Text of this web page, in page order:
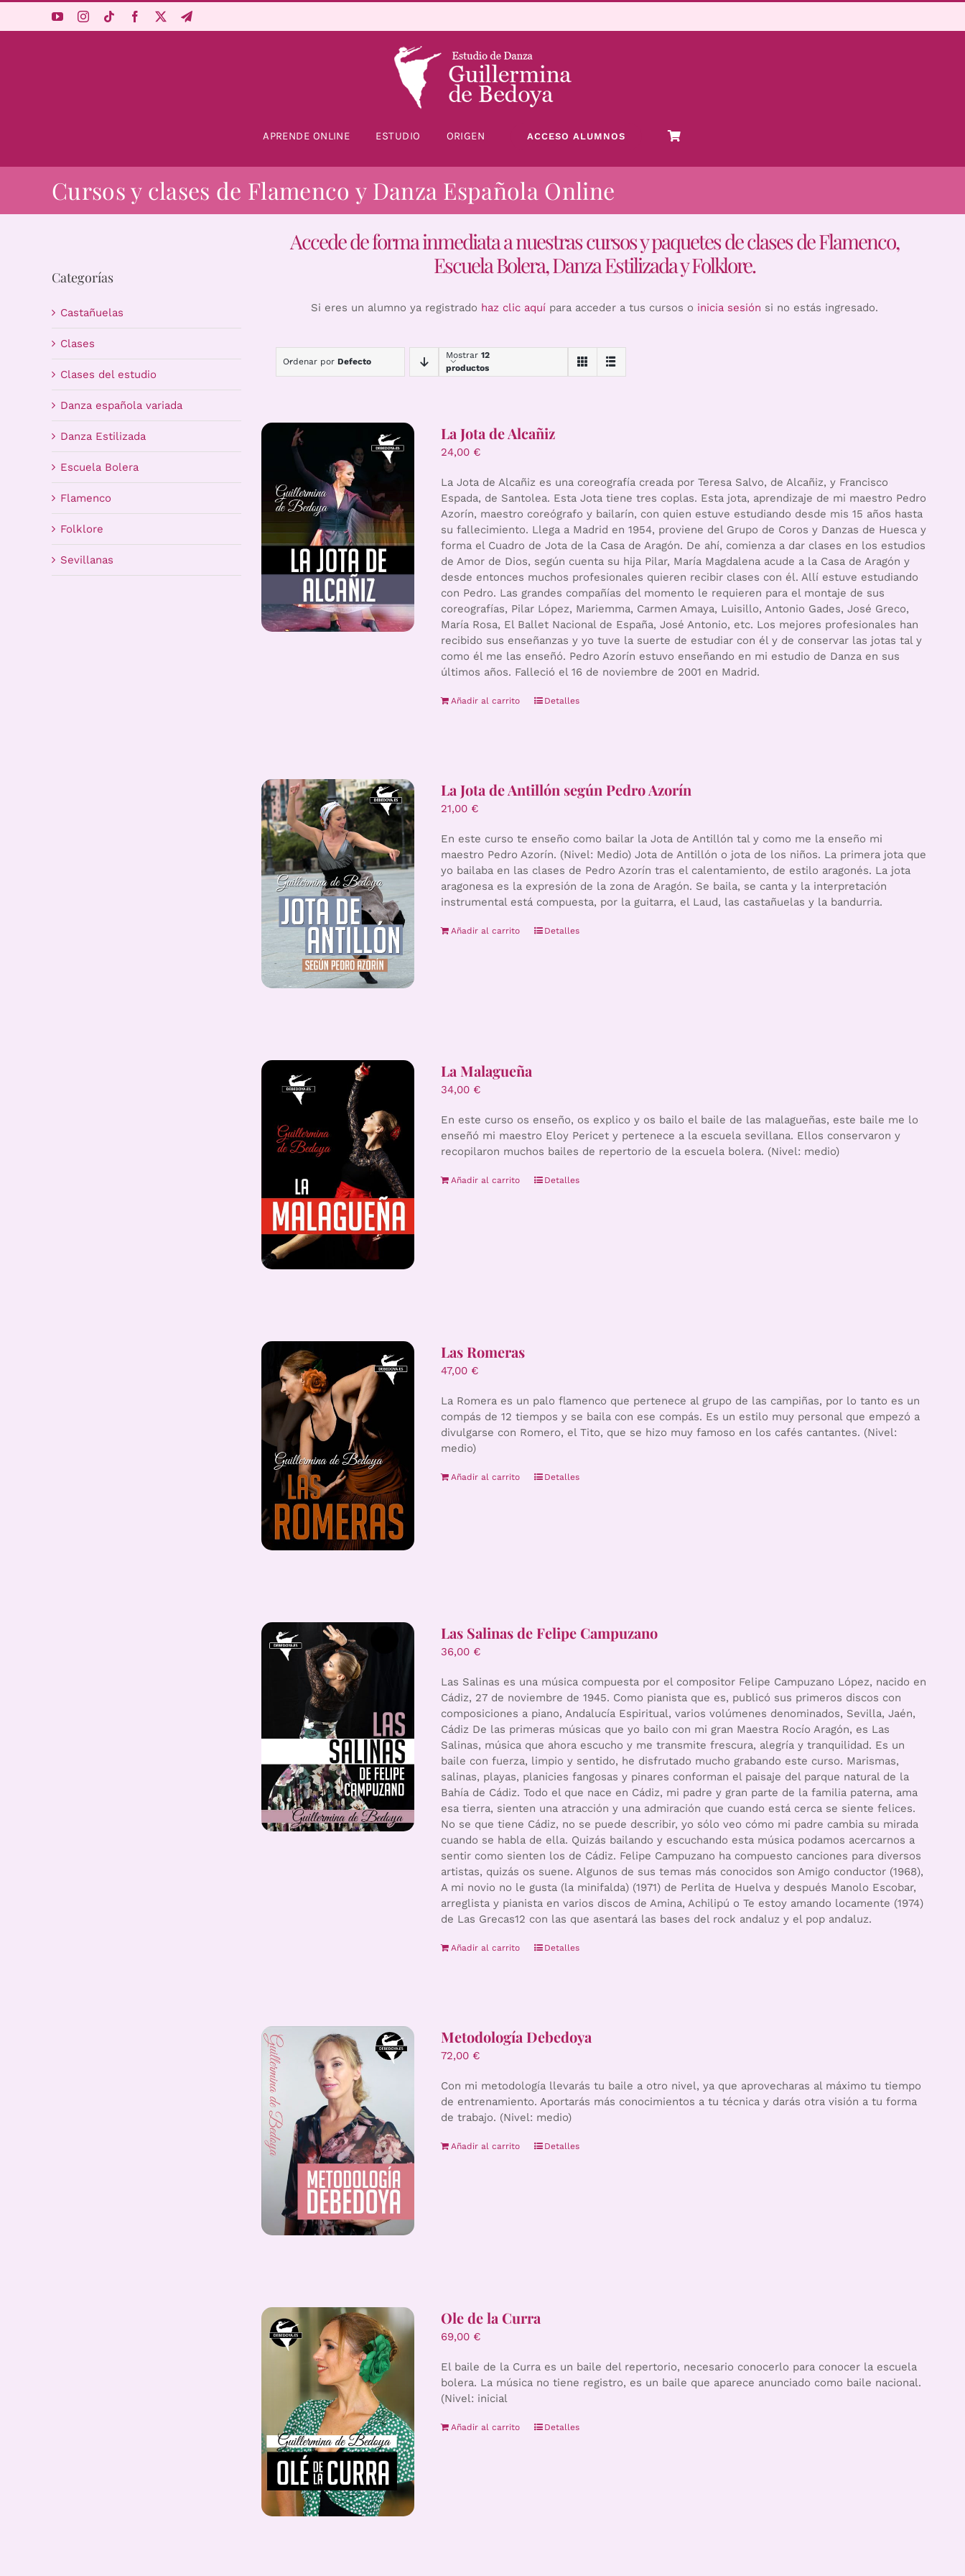
APRENDE ONLINE ESTUDIO ORIGEN ACCESO ALUMNOS
Cursos y clases de Flamenco y Danza Española Online
Categorías
Castañuelas
Clases
Clases del estudio
Danza española variada
Danza Estilizada
Escuela Bolera
Flamenco
Folklore
Sevillanas
Accede de forma inmediata a nuestras cursos y paquetes de clases de Flamenco,
Escuela Bolera, Danza Estilizada y Folklore.
Si eres un alumno ya registrado haz clic aquí para acceder a tus cursos o inicia sesión si no estás ingresado.
Ordenar por Defecto
Mostrar 12
productos
La Jota de Alcañiz
24,00 €
La Jota de Alcañiz es una coreografía creada por Teresa Salvo, de Alcañiz, y Francisco
Espada, de Santolea. Esta Jota tiene tres coplas. Esta jota, aprendizaje de mi maestro Pedro
Azorín, maestro coreógrafo y bailarín, con quien estuve estudiando desde mis 15 años hasta
su fallecimiento. Llega a Madrid en 1954, proviene del Grupo de Coros y Danzas de Huesca y
forma el Cuadro de Jota de la Casa de Aragón. De ahí, comienza a dar clases en los estudios
de Amor de Dios, según cuenta su hija Pilar, María Magdalena acude a la Casa de Aragón y
desde entonces muchos profesionales quieren recibir clases con él. Allí estuve estudiando
con Pedro. Las grandes compañías del momento le requieren para el montaje de sus
coreografías, Pilar López, Mariemma, Carmen Amaya, Luisillo, Antonio Gades, José Greco,
María Rosa, El Ballet Nacional de España, José Antonio, etc. Los mejores profesionales han
recibido sus enseñanzas y yo tuve la suerte de estudiar con él y de conservar las jotas tal y
como él me las enseñó. Pedro Azorín estuvo enseñando en mi estudio de Danza en sus
últimos años. Falleció el 16 de noviembre de 2001 en Madrid.
Añadir al carrito Detalles
La Jota de Antillón según Pedro Azorín
21,00 €
En este curso te enseño como bailar la Jota de Antillón tal y como me la enseño mi
maestro Pedro Azorín. (Nivel: Medio) Jota de Antillón o jota de los niños. La primera jota que
yo bailaba en las clases de Pedro Azorín tras el calentamiento, de estilo aragonés. La jota
aragonesa es la expresión de la zona de Aragón. Se baila, se canta y la interpretación
instrumental está compuesta, por la guitarra, el Laud, las castañuelas y la bandurria.
Añadir al carrito Detalles
La Malagueña
34,00 €
En este curso os enseño, os explico y os bailo el baile de las malagueñas, este baile me lo
enseñó mi maestro Eloy Pericet y pertenece a la escuela sevillana. Ellos conservaron y
recopilaron muchos bailes de repertorio de la escuela bolera. (Nivel: medio)
Añadir al carrito Detalles
Las Romeras
47,00 €
La Romera es un palo flamenco que pertenece al grupo de las campiñas, por lo tanto es un
compás de 12 tiempos y se baila con ese compás. Es un estilo muy personal que empezó a
divulgarse con Romero, el Tito, que se hizo muy famoso en los cafés cantantes. (Nivel:
medio)
Añadir al carrito Detalles
Las Salinas de Felipe Campuzano
36,00 €
Las Salinas es una música compuesta por el compositor Felipe Campuzano López, nacido en
Cádiz, 27 de noviembre de 1945. Como pianista que es, publicó sus primeros discos con
composiciones a piano, Andalucía Espiritual, varios volúmenes denominados, Sevilla, Jaén,
Cádiz De las primeras músicas que yo bailo con mi gran Maestra Rocío Aragón, es Las
Salinas, música que ahora escucho y me transmite frescura, alegría y tranquilidad. Es un
baile con fuerza, limpio y sentido, he disfrutado mucho grabando este curso. Marismas,
salinas, playas, planicies fangosas y pinares conforman el paisaje del parque natural de la
Bahía de Cádiz. Todo el que nace en Cádiz, mi padre y gran parte de la familia paterna, ama
esa tierra, sienten una atracción y una admiración que cuando está cerca se siente felices.
No se que tiene Cádiz, no se puede describir, yo sólo veo cómo mi padre cambia su mirada
cuando se habla de ella. Quizás bailando y escuchando esta música podamos acercarnos a
sentir como sienten los de Cádiz. Felipe Campuzano ha compuesto canciones para diversos
artistas, quizás os suene. Algunos de sus temas más conocidos son Amigo conductor (1968),
A mi novio no le gusta (la minifalda) (1971) de Perlita de Huelva y después Manolo Escobar,
arreglista y pianista en varios discos de Amina, Achilipú o Te estoy amando locamente (1974)
de Las Grecas12 con las que asentará las bases del rock andaluz y el pop andaluz.
Añadir al carrito Detalles
Metodología Debedoya
72,00 €
Con mi metodología llevarás tu baile a otro nivel, ya que aprovecharas al máximo tu tiempo
de entrenamiento. Aportarás más conocimientos a tu técnica y darás otra visión a tu forma
de trabajo. (Nivel: medio)
Añadir al carrito Detalles
Ole de la Curra
69,00 €
El baile de la Curra es un baile del repertorio, necesario conocerlo para conocer la escuela
bolera. La música no tiene registro, es un baile que aparece anunciado como baile nacional.
(Nivel: inicial
Añadir al carrito Detalles